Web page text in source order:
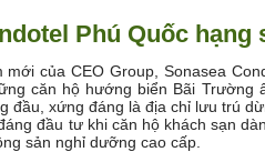
Phú Quốc hạng
mới của CEO Group, Sonasea
căn hộ hướng biển Bãi Trường
đầu, xứng đáng là địa chỉ lưu trú
đầu tư khi căn hộ khách sạn
sản nghỉ dưỡng cao cấp.